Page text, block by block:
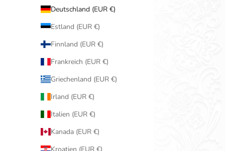
Deutschland (EUR €)
Estland (EUR €)
Finnland (EUR €)
Frankreich (EUR €)
Griechenland (EUR €)
Irland (EUR €)
Italien (EUR €)
Kanada (EUR €)